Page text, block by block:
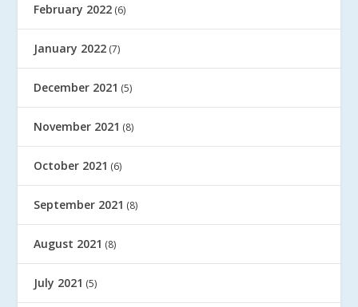
February 2022 (6)
January 2022 (7)
December 2021 (5)
November 2021 (8)
October 2021 (6)
September 2021 (8)
August 2021 (8)
July 2021 (5)